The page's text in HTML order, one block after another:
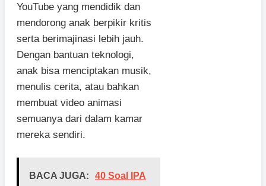
YouTube yang mendidik dan
mendorong anak berpikir kritis
serta berimajinasi lebih jauh.
Dengan bantuan teknologi,
anak bisa menciptakan musik,
menulis cerita, atau bahkan
membuat video animasi
semuanya dari dalam kamar
mereka sendiri.
BACA JUGA:
40 Soal IPA